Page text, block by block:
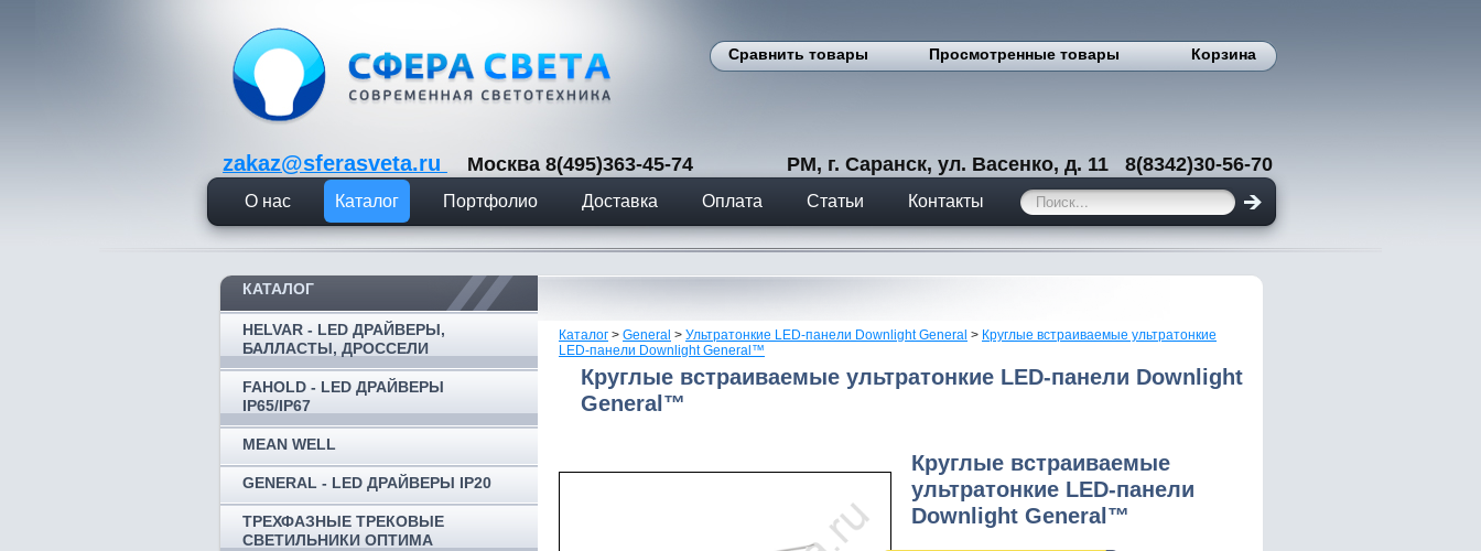
Сравнить товары Просмотренные товары Корзина
zakaz@sferasveta.ru Москва 8(495)363-45-74 РМ, г. Саранск, ул. Васенко, д. 11 8(8342)30-56-70
О нас Каталог Портфолио Доставка Оплата Статьи Контакты
КАТАЛОГ
HELVAR - LED ДРАЙВЕРЫ,
БАЛЛАСТЫ, ДРОССЕЛИ
FAHOLD - LED ДРАЙВЕРЫ
IP65/IP67
MEAN WELL
GENERAL - LED ДРАЙВЕРЫ IP20
ТРЕХФАЗНЫЕ ТРЕКОВЫЕ
СВЕТИЛЬНИКИ ОПТИМА
Каталог > General > Ультратонкие LED-панели Downlight General > Круглые встраиваемые ультратонкие
LED-панели Downlight General™
Круглые встраиваемые ультратонкие LED-панели Downlight
General™
Круглые встраиваемые
ультратонкие LED-панели
Downlight General™